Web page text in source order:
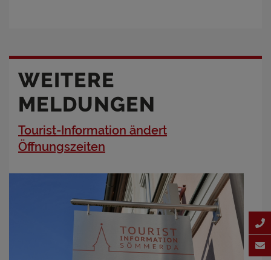
WEITERE
MELDUNGEN
Tourist-Information ändert
Öffnungszeiten